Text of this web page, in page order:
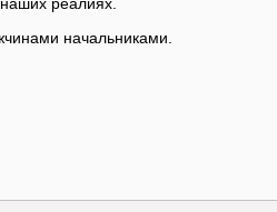
наших реалиях.
начальниками.